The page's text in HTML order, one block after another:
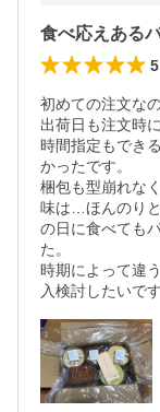
食べ応えある
5
初めての注文な
出荷日も注文時
時間指定もでき
かったです。
梱包も型崩れな
味は…ほんのり
の日に食べても
た。
時期によって違